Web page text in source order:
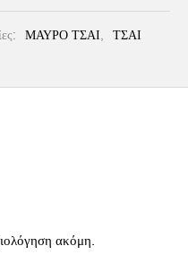
ΜΑΥΡΟ ΤΣΑΙ, ΤΣΑΙ
ακόμη.